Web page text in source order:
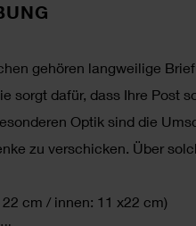
gehören langweilige
sorgt dafür, dass Ihre Post
Optik sind die
zu verschicken. Über
cm / innen: 11 x22 cm)